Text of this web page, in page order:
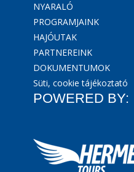
NYARALÓ
PROGRAMJAINK
HAJÓUTAK
PARTNEREINK
DOKUMENTUMOK
Süti, cookie tájékoztató
POWERED BY: